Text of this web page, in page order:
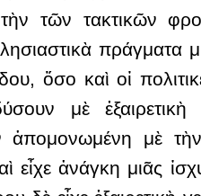
τῶν τακτικῶν
πράγματα
ὅσο καὶ οἱ
μὲ ἐξαιρετικὴ
ἀπομονωμένη μὲ
εἶχε ἀνάγκη μιᾶς